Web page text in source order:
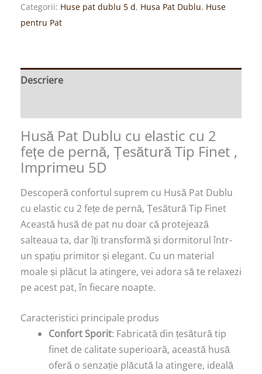
Categorii: Huse pat dublu 5 d, Husa Pat Dublu, Huse
pentru Pat
Descriere
Husă Pat Dublu cu elastic cu 2
fețe de pernă, Țesătură Tip Finet ,
Imprimeu 5D
Descoperă confortul suprem cu Husă Pat Dublu
cu elastic cu 2 fețe de pernă, Țesătură Tip Finet
Această husă de pat nu doar că protejează
salteaua ta, dar îți transformă și dormitorul într-
un spațiu primitor și elegant. Cu un material
moale și plăcut la atingere, vei adora să te relaxezi
pe acest pat, în fiecare noapte.
Caracteristici principale produs
Confort Sporit: Fabricată din țesătură tip
finet de calitate superioară, această husă
oferă o senzație plăcută la atingere, ideală